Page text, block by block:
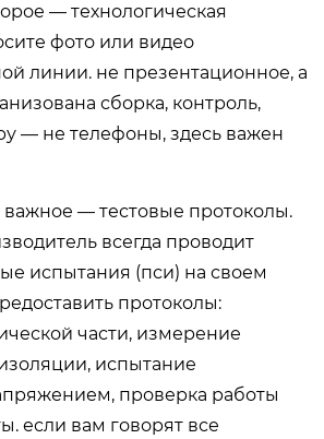
— технологическая
фото или видео
линии. не презентационное, а
сборка, контроль,
— не телефоны, здесь важен
важное — тестовые протоколы.
всегда проводит
испытания (пси) на своем
протоколы:
части, измерение
испытание
проверка работы
если вам говорят все